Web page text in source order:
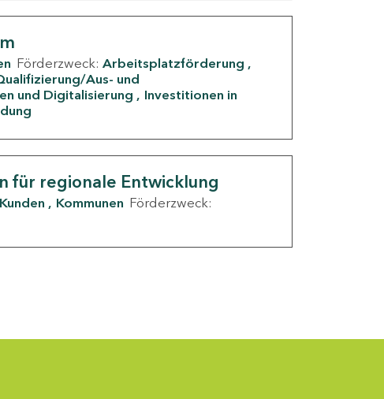
Förderzweck: Arbeitsplatzförderung
Aus- und
und Digitalisierung
Investitionen in
für regionale Entwicklung
Kommunen Förderzweck: